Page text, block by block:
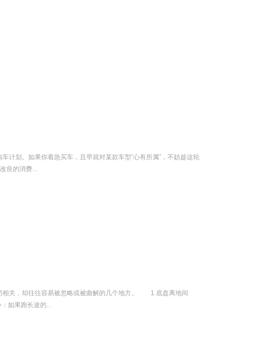
划。如果你着急买车，且早就对某款车型“心有所属”，不妨趁这轮
良的消费...
相关，却往往容易被忽略或被曲解的几个地方。 1.底盘离地间
如果跑长途的...